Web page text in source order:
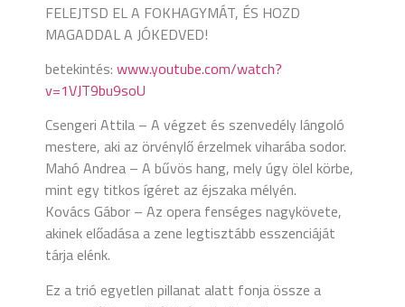
FELEJTSD EL A FOKHAGYMÁT, ÉS HOZD
MAGADDAL A JÓKEDVED!
betekintés: www.youtube.com/watch?
v=1VJT9bu9soU
Csengeri Attila – A végzet és szenvedély lángoló
mestere, aki az örvénylő érzelmek viharába sodor.
Mahó Andrea – A bűvös hang, mely úgy ölel körbe,
mint egy titkos ígéret az éjszaka mélyén.
Kovács Gábor – Az opera fenséges nagykövete,
akinek előadása a zene legtisztább esszenciáját
tárja elénk.
Ez a trió egyetlen pillanat alatt fonja össze a